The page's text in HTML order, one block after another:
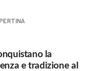
la
e tradizione al